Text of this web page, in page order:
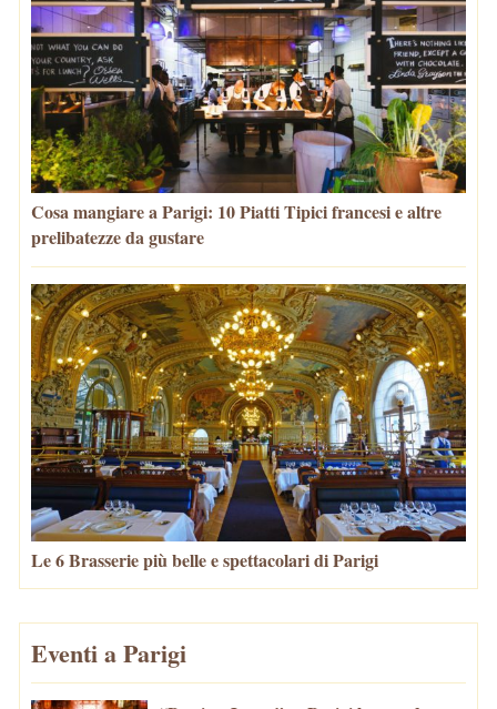
Cosa mangiare a Parigi: 10 Piatti Tipici francesi e altre
prelibatezze da gustare
Le 6 Brasserie più belle e spettacolari di Parigi
Eventi a Parigi